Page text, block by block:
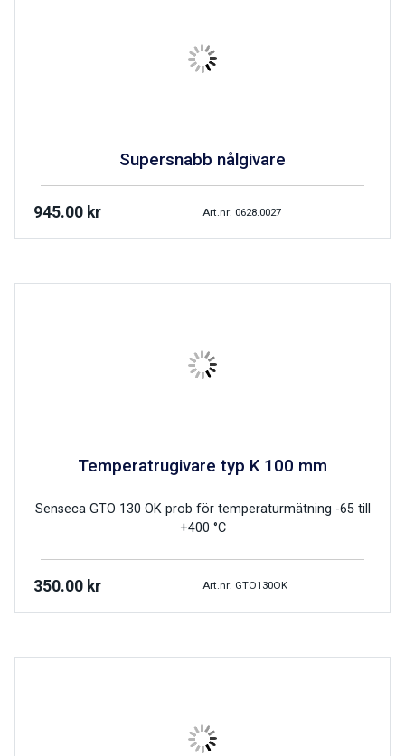
Supersnabb nålgivare
945.00 kr Art.nr: 0628.0027
Temperatrugivare typ K 100 mm
Senseca GTO 130 OK prob för temperaturmätning -65 till
+400 °C
350.00 kr Art.nr: GTO130OK